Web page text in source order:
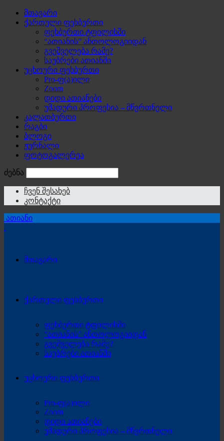
მთავარი
ქართული ფეხბურთი
ფეხბურთი ტფილისში
“ათიანის” ანთოლოგიიდან
გვეშველება რამე?
საუბრები ათიანში
უცხოური ფეხბურთი
Pro-ფ(ა)ილი
Zoom
დიდი ათიანები
უმადური პროფესია – მწვრთნელი
კალათბურთი
რაგბი
ბლოგი
ჟურნალი
ფოტოგალერეა
ძებნა
ჩვენ შესახებ
კონტაქტი
ათიანი
მთავარი
ქართული ფეხბურთი
ფეხბურთი ტფილისში
“ათიანის” ანთოლოგიიდან
გვეშველება რამე?
საუბრები ათიანში
უცხოური ფეხბურთი
Pro-ფ(ა)ილი
Zoom
დიდი ათიანები
უმადური პროფესია – მწვრთნელი